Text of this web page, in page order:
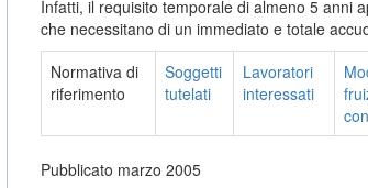
Infatti, il requisito temporale di almeno 5 anni
che necessitano di un immediato e totale
Normativa di
riferimento
Soggetti
tutelati
Lavoratori
interessati
Pubblicato marzo 2005